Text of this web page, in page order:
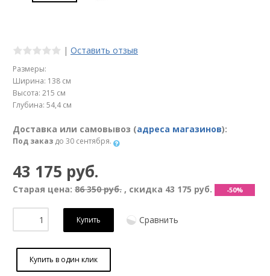
| Оставить отзыв
Размеры:
Ширина: 138 см
Высота: 215 см
Глубина: 54,4 см
Доставка или самовывоз (адреса магазинов):
Под заказ до 30 сентября.
43 175 руб.
Старая цена: 86 350 руб. , скидка 43 175 руб. -50%
Купить Сравнить
Купить в один клик